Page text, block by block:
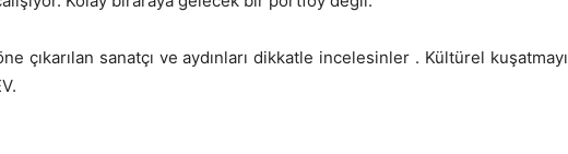
çıkarılan sanatçı ve aydınları dikkatle incelesinler . Kültürel kuşatmayı